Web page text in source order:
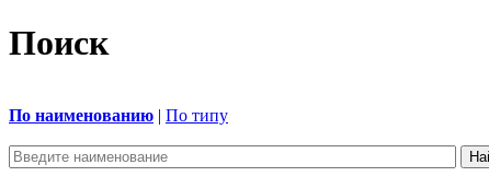
Поиск
По наименованию По типу